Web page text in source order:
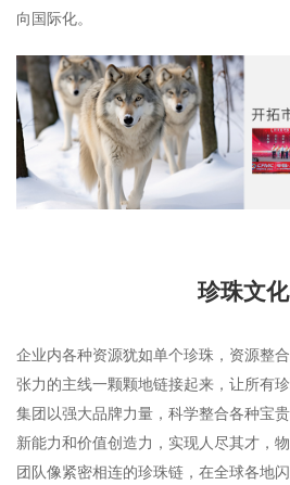
向国际化。
珍珠文化
企业内各种资源犹如单个珍珠，资源整
张力的主线一颗颗地链接起来，让所有珍
集团以强大品牌力量，科学整合各种宝
新能力和价值创造力，实现人尽其才，
团队像紧密相连的珍珠链，在全球各地闪